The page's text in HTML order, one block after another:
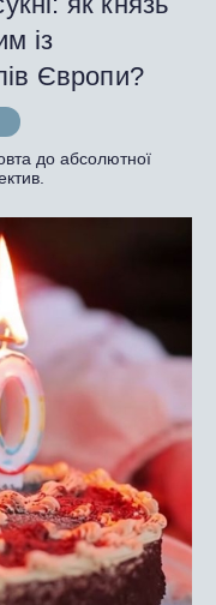
із
Європи?
до абсолютної